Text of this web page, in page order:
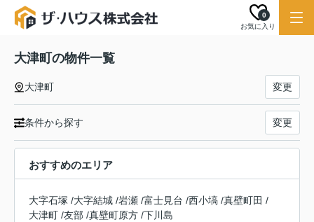
お気に入り
0
大津町の物件一覧
大津町 変更
条件から探す 変更
おすすめのエリア
大字石塚 /大字結城 /岩瀬 /富士見台 /西小塙 /真壁町田 /
大津町 /友部 /真壁町原方 /下川島